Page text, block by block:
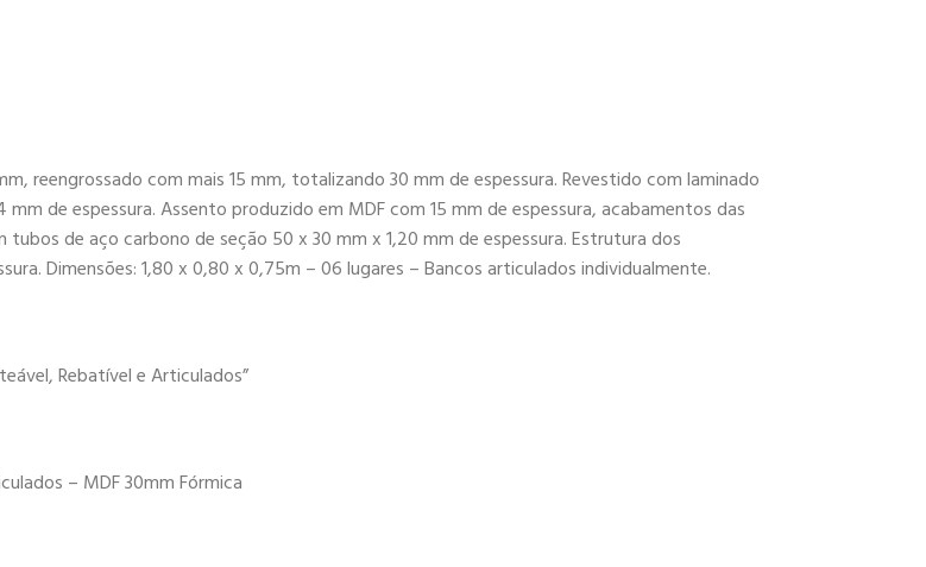
reengrossado com mais 15 mm, totalizando 30 mm de espessura. Revestido com laminado
de espessura. Assento produzido em MDF com 15 mm de espessura, acabamentos das
de aço carbono de seção 50 x 30 mm x 1,20 mm de espessura. Estrutura dos
Dimensões: 1,80 x 0,80 x 0,75m – 06 lugares – Bancos articulados individualmente.
Rebatível e Articulados”
– MDF 30mm Fórmica